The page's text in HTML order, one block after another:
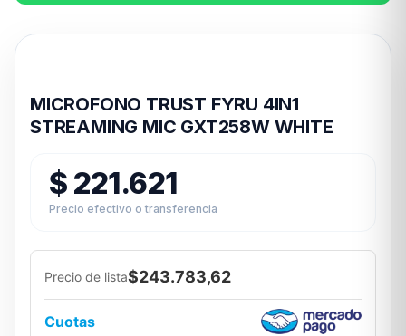
MICROFONO TRUST FYRU 4IN1
STREAMING MIC GXT258W WHITE
$ 221.621
Precio efectivo o transferencia
Precio de lista$243.783,62
Cuotas